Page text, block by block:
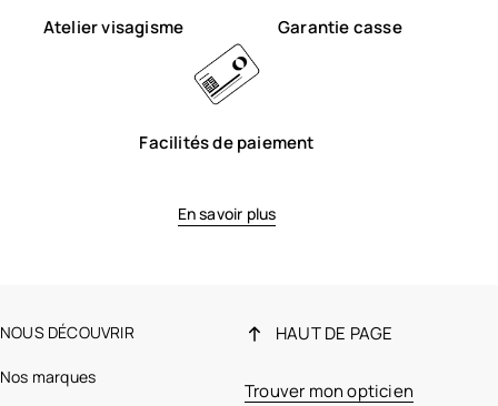
Atelier visagisme Garantie casse
Facilités de paiement
En savoir plus
NOUS DÉCOUVRIR
Nos marques
HAUT DE PAGE
Trouver mon opticien